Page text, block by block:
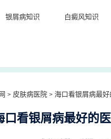
银屑病知识 白癜风知识
> 皮肤病医院 > 海口看银屑病最
口看银屑病最好的